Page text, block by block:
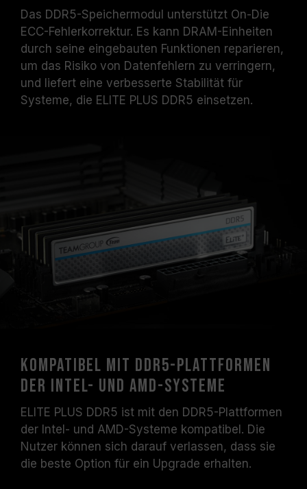
Das DDR5-Speichermodul unterstützt On-Die
ECC-Fehlerkorrektur. Es kann DRAM-Einheiten
durch seine eingebauten Funktionen reparieren,
um das Risiko von Datenfehlern zu verringern,
und liefert eine verbesserte Stabilität für
Systeme, die ELITE PLUS DDR5 einsetzen.
Kompatibel mit DDR5-Plattformen
der Intel- und AMD-Systeme
ELITE PLUS DDR5 ist mit den DDR5-Plattformen
der Intel- und AMD-Systeme kompatibel. Die
Nutzer können sich darauf verlassen, dass sie
die beste Option für ein Upgrade erhalten.